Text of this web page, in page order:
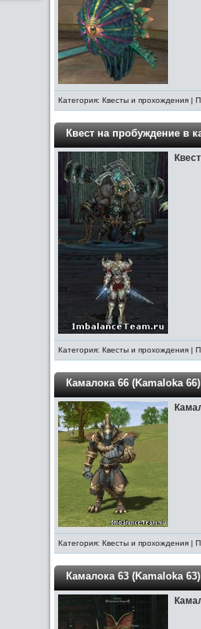
Категория: Квесты и прохождения |
Квест на пробуждение в
Категория: Квесты и прохождения |
Камалока 66 (Kamaloka 66)
Категория: Квесты и прохождения |
Камалока 63 (Kamaloka 63)